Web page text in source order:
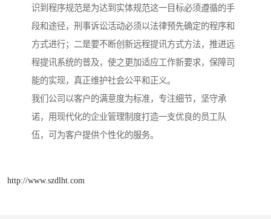
识到程序规范是为达到实体规范这一目标必须遵循的手
段和途径，刑事诉讼活动必须以法律预先确定的程序和
方式进行；二是要不断创新远程提讯方式方法，推进远
程提讯系统的普及，使之更加适应工作新要求，保障司
能的实现，真正维护社会公平和正义。
我们公司以客户的满意度为标准，专注细节，坚守承
诺，用现代化的企业管理制度打造一支优良的员工队
伍，可为客户提供个性化的服务。
http://www.szdlht.com